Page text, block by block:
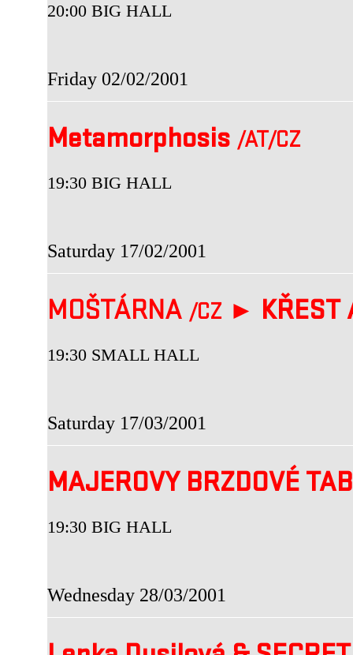
20:00 BIG HALL
Friday 02/02/2001
Metamorphosis /AT/CZ
19:30 BIG HALL
Saturday 17/02/2001
MOŠTÁRNA /CZ ► KŘEST
19:30 SMALL HALL
Saturday 17/03/2001
MAJEROVY BRZDOVÉ
19:30 BIG HALL
Wednesday 28/03/2001